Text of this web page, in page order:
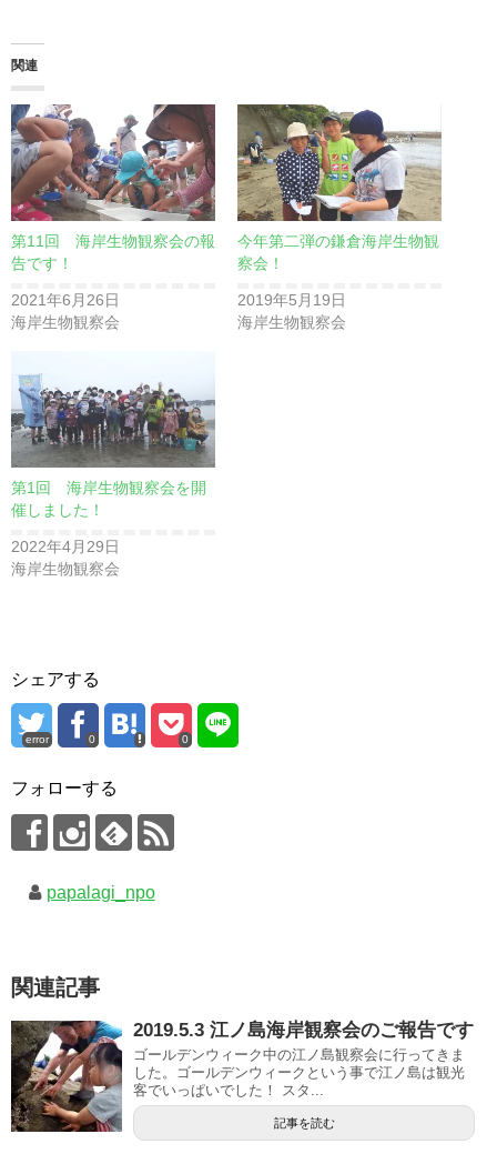
み
中…
関連
第11回 海岸生物観察会の報
告です！
2021年6月26日
海岸生物観察会
今年第二弾の鎌倉海岸生物観
察会！
2019年5月19日
海岸生物観察会
第1回 海岸生物観察会を開
催しました！
2022年4月29日
海岸生物観察会
シェアする
error 0 0
フォローする
papalagi_npo
関連記事
2019.5.3 江ノ島海岸観察会のご報告です
ゴールデンウィーク中の江ノ島観察会に行ってきま
した。ゴールデンウィークという事で江ノ島は観光
客でいっぱいでした！ スタ...
記事を読む